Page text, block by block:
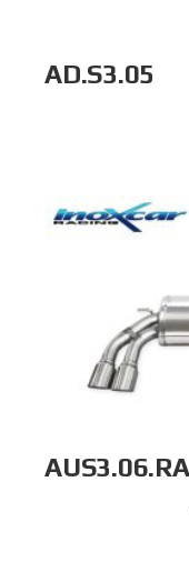
AD.S3.05
AUS3.06.RA